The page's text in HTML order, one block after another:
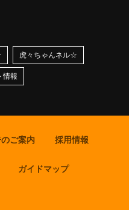
虎々ちゃんネル☆
情報
ご案内 採用情報
ガイドマップ